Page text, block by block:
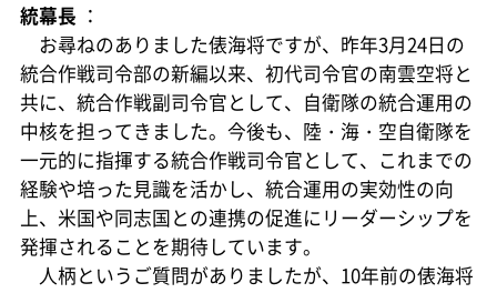
統幕長 ：
お尋ねのありました俵海将ですが、昨年3月24日の
統合作戦司令部の新編以来、初代司令官の南雲空将と
共に、統合作戦副司令官として、自衛隊の統合運用の
中核を担ってきました。今後も、陸・海・空自衛隊を
一元的に指揮する統合作戦司令官として、これまでの
経験や培った見識を活かし、統合運用の実効性の向
上、米国や同志国との連携の促進にリーダーシップを
発揮されることを期待しています。
人柄というご質問がありましたが、10年前の俵海将